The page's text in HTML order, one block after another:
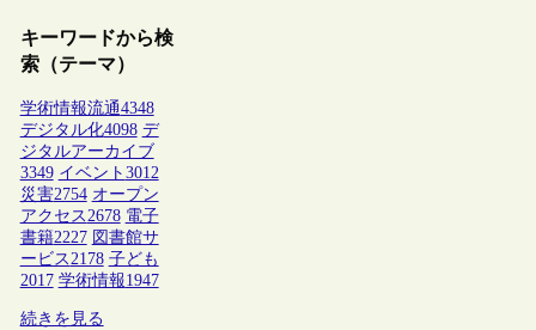
キーワードから検
索（テーマ）
学術情報流通4348
デジタル化4098 デ
ジタルアーカイブ
3349 イベント 3012
災害2754 オープン
アクセス 2678 電子
書籍2227 図書館サ
ービス 2178 子ども
2017 学術情報1947
続きを見る